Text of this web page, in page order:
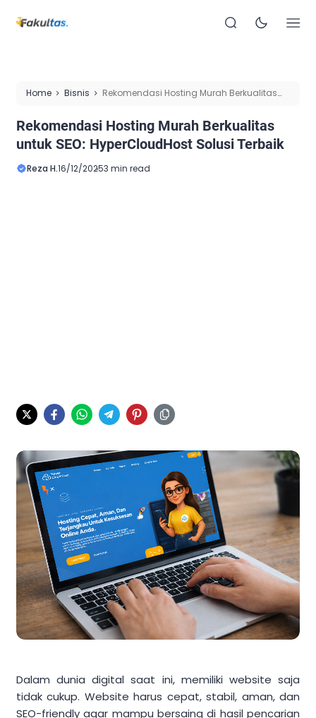
Home Bisnis
Rekomendasi Hosting Murah Berkualitas
Rekomendasi Hosting Murah Berkualitas
untuk SEO: HyperCloudHost Solusi Terbaik
Reza H.16/12/20253 min read
Dalam dunia digital saat ini, memiliki website saja
tidak cukup. Website harus cepat, stabil, aman, dan
SEO-friendly agar mampu bersaing di hasil pencarian